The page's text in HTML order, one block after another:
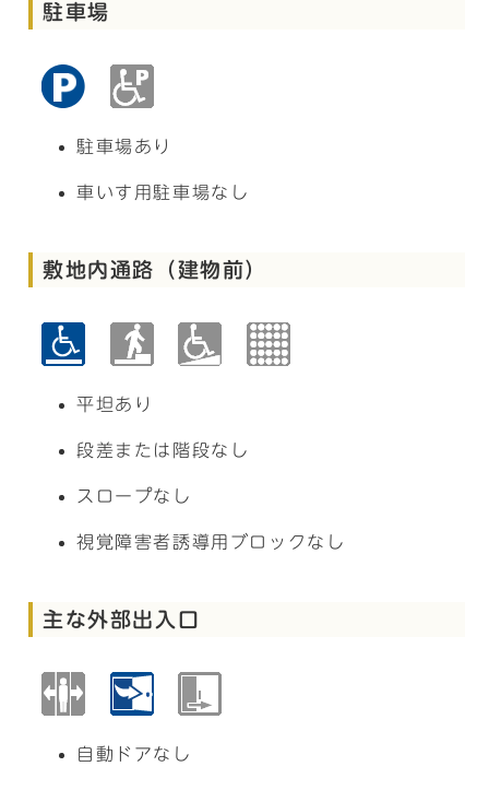
駐車場
駐車場あり
車いす用駐車場なし
敷地内通路（建物前）
平坦あり
段差または階段なし
スロープなし
視覚障害者誘導用ブロックなし
主な外部出入口
自動ドアなし